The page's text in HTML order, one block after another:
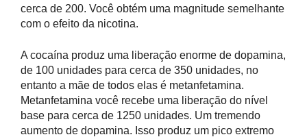
cerca de 200. Você obtém uma magnitude semelhante
com o efeito da nicotina.
A cocaína produz uma liberação enorme de dopamina,
de 100 unidades para cerca de 350 unidades, no
entanto a mãe de todos elas é metanfetamina.
Metanfetamina você recebe uma liberação do nível
base para cerca de 1250 unidades. Um tremendo
aumento de dopamina. Isso produz um pico extremo